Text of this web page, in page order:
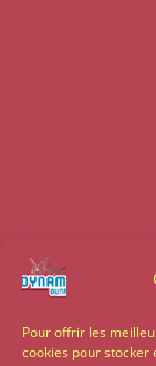
Pour offrir les
cookies pour stocker